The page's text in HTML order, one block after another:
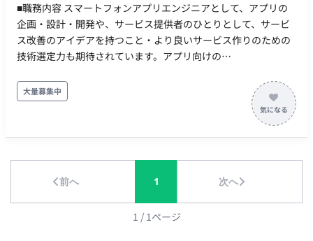
ーマンス最適化（非同期処理・レスポンス改善等）、および運
用・改善の一連の経験 ・生成AI、音声処理、自然言語処理領域
における各社の最新APIやマネージドサービスの情報を日常的に
収集・技術検証し、システム要件に合わせて最適な技術を選
定・バックエンドに実装することで顧客の課題解決を推進した
経験
■職務内容 スマートフォンアプリエンジニアとして、アプリの
企画・設計・開発や、サービス提供者のひとりとして、サービ
ス改善のアイデアを持つこと・より良いサービス作りのための
技術選定力も期待されています。アプリ向けの
スや互換性について合意を取りながら開発を進めています。 ■
主な内容 アプリ開発全般：アプリの企画・設計・開発業務（新
規アプリおよび運営中の既存アプリなど） 技術の調査・導入：
ユーザー体験向上のためのモダン技術の調査・導入 データ分析
の環境整備とテストケースの拡充 業務効率化： 開発環境改善の
ための各種自動化 継続的改善： コード品質やアーキテクチャの
継続的改善 チームの取り組み： 開発チームとしての知見共有や
大量募集中
前へ 1 次へ
1 / 1ページ